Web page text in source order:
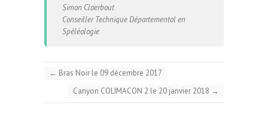
Simon Claerbout
Conseiller Technique Départemental en
Spéléologie
← Bras Noir le 09 décembre 2017
Canyon COLIMACON 2 le 20 janvier 2018 →